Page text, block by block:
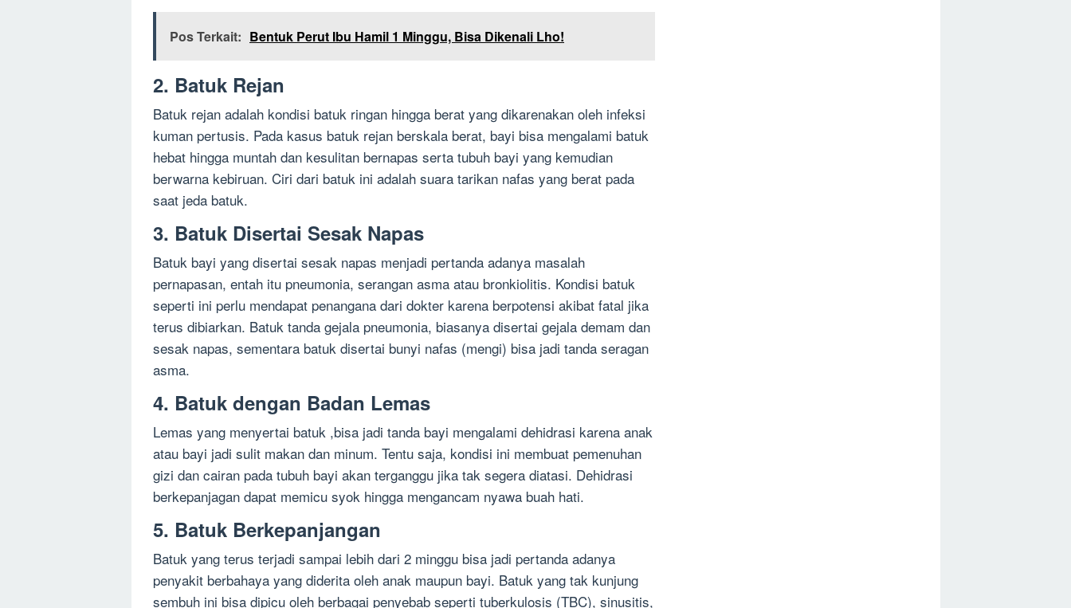
Pos Terkait: Bentuk Perut Ibu Hamil 1 Minggu, Bisa Dikenali Lho!
2. Batuk Rejan
Batuk rejan adalah kondisi batuk ringan hingga berat yang dikarenakan oleh infeksi
kuman pertusis. Pada kasus batuk rejan berskala berat, bayi bisa mengalami batuk
hebat hingga muntah dan kesulitan bernapas serta tubuh bayi yang kemudian
berwarna kebiruan. Ciri dari batuk ini adalah suara tarikan nafas yang berat pada
saat jeda batuk.
3. Batuk Disertai Sesak Napas
Batuk bayi yang disertai sesak napas menjadi pertanda adanya masalah
pernapasan, entah itu pneumonia, serangan asma atau bronkiolitis. Kondisi batuk
seperti ini perlu mendapat penangana dari dokter karena berpotensi akibat fatal jika
terus dibiarkan. Batuk tanda gejala pneumonia, biasanya disertai gejala demam dan
sesak napas, sementara batuk disertai bunyi nafas (mengi) bisa jadi tanda seragan
asma.
4. Batuk dengan Badan Lemas
Lemas yang menyertai batuk ,bisa jadi tanda bayi mengalami dehidrasi karena anak
atau bayi jadi sulit makan dan minum. Tentu saja, kondisi ini membuat pemenuhan
gizi dan cairan pada tubuh bayi akan terganggu jika tak segera diatasi. Dehidrasi
berkepanjagan dapat memicu syok hingga mengancam nyawa buah hati.
5. Batuk Berkepanjangan
Batuk yang terus terjadi sampai lebih dari 2 minggu bisa jadi pertanda adanya
penyakit berbahaya yang diderita oleh anak maupun bayi. Batuk yang tak kunjung
sembuh ini bisa dipicu oleh berbagai penyebab seperti tuberkulosis (TBC), sinusitis,